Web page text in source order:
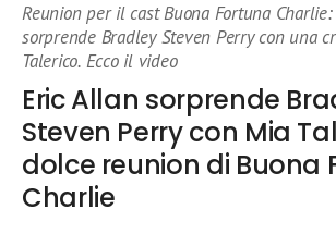
Reunion per il cast Buona Fortuna
sorprende Bradley Steven Perry con una
Talerico. Ecco il video
Eric Allan sorprende
Steven Perry con Mia
dolce reunion di Buona
Charlie